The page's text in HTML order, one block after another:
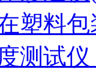
塑料
测试